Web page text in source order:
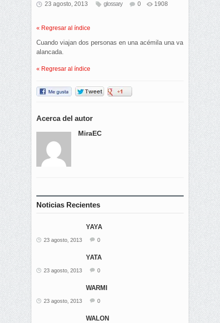
23 agosto, 2013 glossary 0 1908
« Regresar al índice
Cuando viajan dos personas en una acémila una va
alancada.
« Regresar al índice
Acerca del autor
MiraEC
Noticias Recientes
YAYA
23 agosto, 2013 0
YATA
23 agosto, 2013 0
WARMI
23 agosto, 2013 0
WALON